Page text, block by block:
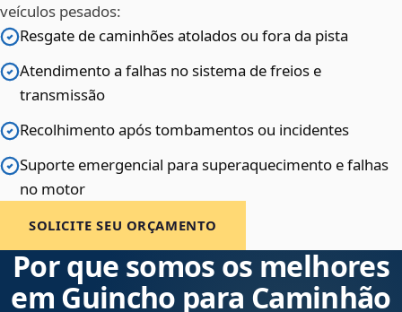
veículos pesados:
Resgate de caminhões atolados ou fora da pista
Atendimento a falhas no sistema de freios e
transmissão
Recolhimento após tombamentos ou incidentes
Suporte emergencial para superaquecimento e falhas
no motor
SOLICITE SEU ORÇAMENTO
Por que somos os melhores
em Guincho para Caminhão